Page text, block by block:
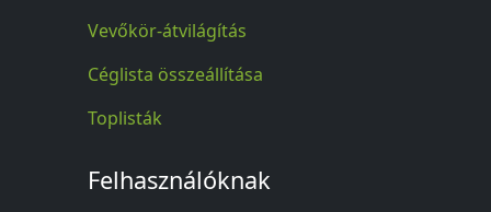
Vevőkör-átvilágítás
Céglista összeállítása
Toplisták
Felhasználóknak